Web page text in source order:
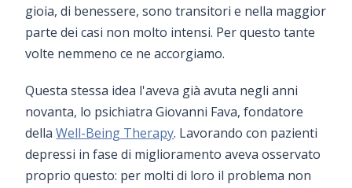
gioia, di benessere, sono transitori e nella maggior
parte dei casi non molto intensi. Per questo tante
volte nemmeno ce ne accorgiamo.
Questa stessa idea l'aveva già avuta negli anni
novanta, lo psichiatra Giovanni Fava, fondatore
dellaWell-Being Therapy. Lavorando con pazienti
depressi in fase di miglioramento aveva osservato
proprio questo: per molti di loro il problema non